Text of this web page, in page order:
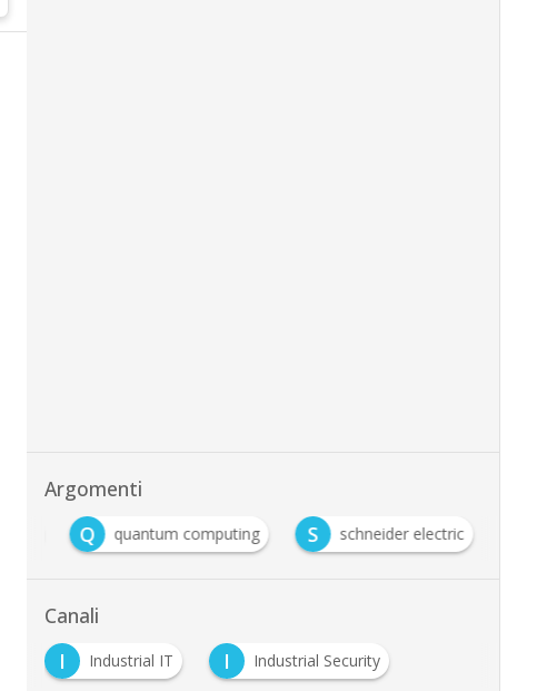
Argomenti
Q quantum computing S schneider electric
Canali
I
Industrial IT I Industrial Security